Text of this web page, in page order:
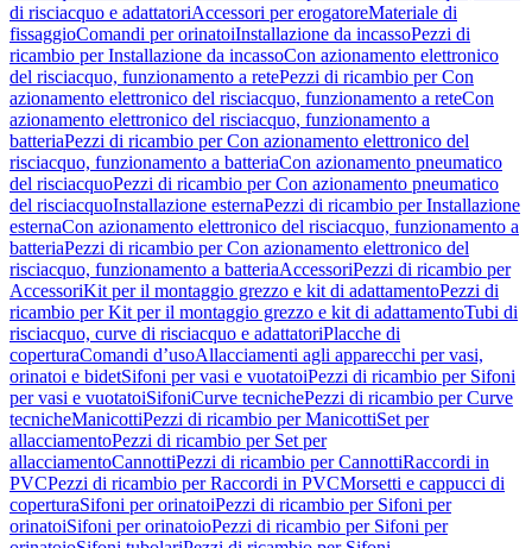
di risciacquo e adattatoriAccessori per erogatoreMateriale di
fissaggioComandi per orinatoiInstallazione da incassoPezzi di
ricambio per Installazione da incassoCon azionamento elettronico
del risciacquo, funzionamento a retePezzi di ricambio per Con
azionamento elettronico del risciacquo, funzionamento a reteCon
azionamento elettronico del risciacquo, funzionamento a
batteriaPezzi di ricambio per Con azionamento elettronico del
risciacquo, funzionamento a batteriaCon azionamento pneumatico
del risciacquoPezzi di ricambio per Con azionamento pneumatico
del risciacquoInstallazione esternaPezzi di ricambio per Installazione
esternaCon azionamento elettronico del risciacquo, funzionamento a
batteriaPezzi di ricambio per Con azionamento elettronico del
risciacquo, funzionamento a batteriaAccessoriPezzi di ricambio per
AccessoriKit per il montaggio grezzo e kit di adattamentoPezzi di
ricambio per Kit per il montaggio grezzo e kit di adattamentoTubi di
risciacquo, curve di risciacquo e adattatoriPlacche di
coperturaComandi d’usoAllacciamenti agli apparecchi per vasi,
orinatoi e bidetSifoni per vasi e vuotatoiPezzi di ricambio per Sifoni
per vasi e vuotatoiSifoniCurve tecnichePezzi di ricambio per Curve
tecnicheManicottiPezzi di ricambio per ManicottiSet per
allacciamentoPezzi di ricambio per Set per
allacciamentoCannottiPezzi di ricambio per CannottiRaccordi in
PVCPezzi di ricambio per Raccordi in PVCMorsetti e cappucci di
coperturaSifoni per orinatoiPezzi di ricambio per Sifoni per
orinatoiSifoni per orinatoioPezzi di ricambio per Sifoni per